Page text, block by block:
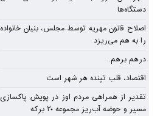
دستگاه‌ها
اصلاح قانون مهریه توسط مجلس، بنیان خانواده
را به هم می‌ریزد
درهم برهم..
اقتصاد، قلب تپنده‌ هر شهر است
تقدیر از همراهی مردم اوز در پویش پاکسازی
مسیر و حوضه آب‌ریز مجموعه ۲۰ برکه